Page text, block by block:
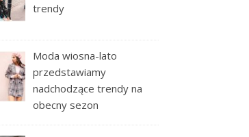
trendy
Moda wiosna-lato
przedstawiamy
nadchodzące trendy na
obecny sezon